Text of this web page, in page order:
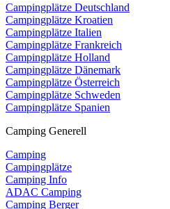
Campingplätze Deutschland
Campingplätze Kroatien
Campingplätze Italien
Campingplätze Frankreich
Campingplätze Holland
Campingplätze Dänemark
Campingplätze Österreich
Campingplätze Schweden
Campingplätze Spanien
Camping Generell
Camping
Campingplätze
Camping Info
ADAC Camping
Camping Berger